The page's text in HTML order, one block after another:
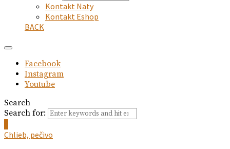
Kontakt Naty
Kontakt Eshop
BACK
Facebook
Instagram
Youtube
Search
Search for:
Chlieb, pečivo